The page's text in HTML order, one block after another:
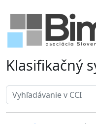
Klasifikačný
Search term